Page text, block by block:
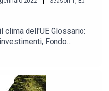
clima dell'UE Glossario:
Fondo
Politica di
energetico della BEI